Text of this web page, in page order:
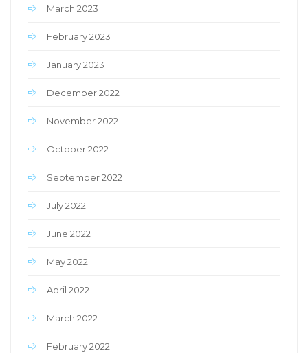
March 2023
February 2023
January 2023
December 2022
November 2022
October 2022
September 2022
July 2022
June 2022
May 2022
April 2022
March 2022
February 2022